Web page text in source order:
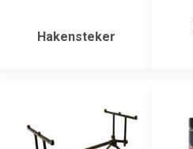
Hakensteker